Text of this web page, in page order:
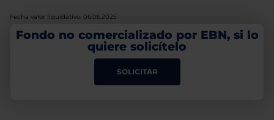
Fecha valor liquidativo: 06.06.2025
Fondo no comercializado por EBN, si lo
quiere solicítelo
SOLICITAR